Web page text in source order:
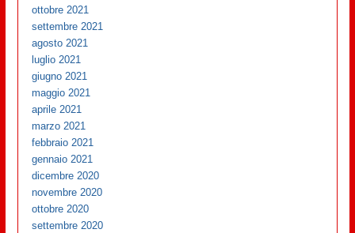
ottobre 2021
settembre 2021
agosto 2021
luglio 2021
giugno 2021
maggio 2021
aprile 2021
marzo 2021
febbraio 2021
gennaio 2021
dicembre 2020
novembre 2020
ottobre 2020
settembre 2020